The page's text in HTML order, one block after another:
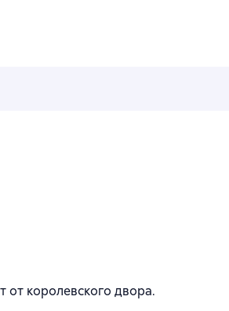
основе 24 оценок
от королевского двора.